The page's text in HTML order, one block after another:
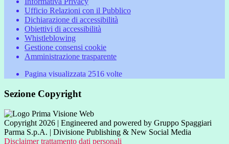
Ufficio Relazioni con il Pubblico
Dichiarazione di accessibilità
Obiettivi di accessibilità
Whistleblowing
Gestione consensi cookie
Amministrazione trasparente
Pagina visualizzata 2516 volte
Sezione Copyright
Copyright 2026 | Engineered and powered by Gruppo Spaggiari
Parma S.p.A. | Divisione Publishing & New Social Media
Disclaimer trattamento dati personali